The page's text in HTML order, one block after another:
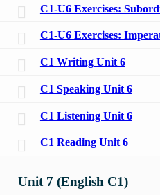
C1-U6 Exercises:
C1-U6 Exercises:
C1 Writing Unit 6
C1 Speaking Unit 6
C1 Listening Unit 6
C1 Reading Unit 6
Unit 7 (English C1)